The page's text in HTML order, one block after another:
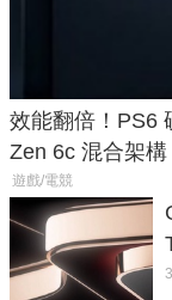
效能翻倍！PS6
Zen 6c 混合架
遊戲/電競